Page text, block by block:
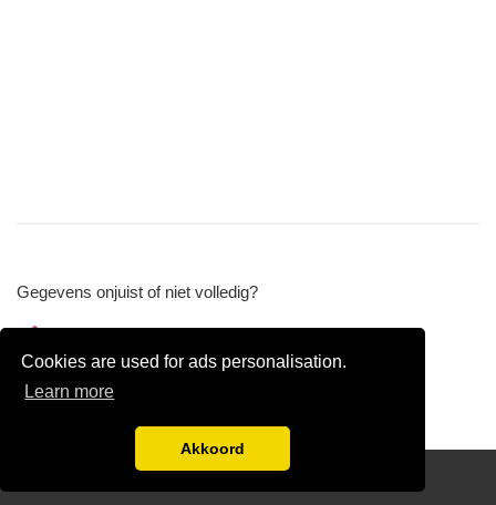
Cookies are used for ads personalisation.
Learn more
Akkoord
Gegevens onjuist of niet volledig?